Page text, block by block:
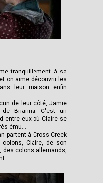
tranquillement à sa
on aime découvrir les
leur maison enfin
de leur côté, Jamie
Brianna. C'est un
entre eux où Claire se
ému...
partent à Cross Creek
colons, Claire, de son
des colons allemands,